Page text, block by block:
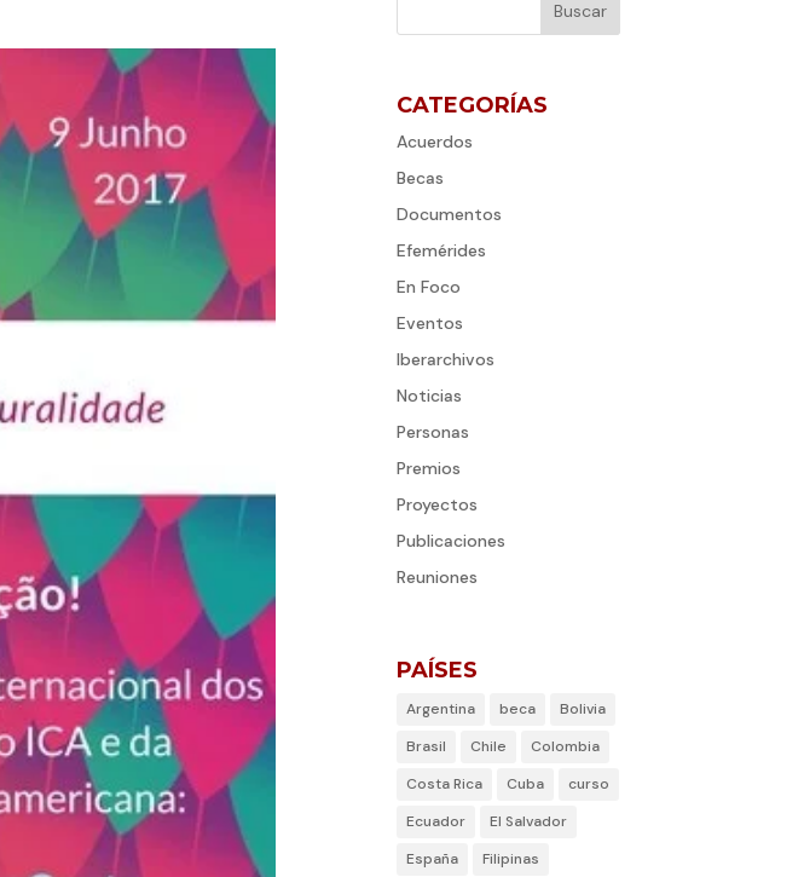
CATEGORÍAS
Acuerdos
Becas
Documentos
Efemérides
En Foco
Eventos
Iberarchivos
Noticias
Personas
Premios
Proyectos
Publicaciones
Reuniones
PAÍSES
Argentina beca
Bolivia
Brasil
Chile
Colombia
Costa Rica
Cuba
curso
Ecuador
El Salvador
España
Filipinas